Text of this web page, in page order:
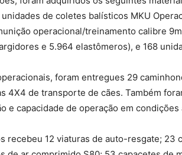
de coletes balísticos MKU
operacional/treinamento calibre
e 5.964 elastômeros), e 168
foram entregues 29
4X4 de transporte de cães. Também
e capacidade de operação em
recebeu 12 viaturas de auto-resgate;